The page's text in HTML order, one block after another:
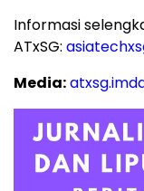
Informasi
ATxSG:
Media: